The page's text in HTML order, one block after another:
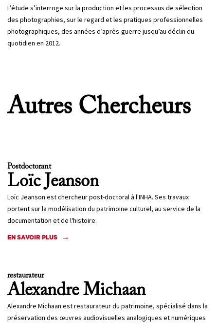
L’étude s’interroge sur la production et les processus de sélection
des photographies, sur le regard et les pratiques professionnelles
photographiques, des années d’après-guerre jusqu’au déclin du
quotidien en 2012.
Autres Chercheurs
Postdoctorant
LoïcJeanson
Loïc Jeanson est chercheur post-doctoral à l'INHA. Ses travaux
portent sur la modélisation du patrimoine culturel, au service de la
documentation et de l'histoire.
EN SAVOIR PLUS
restaurateur
AlexandreMichaan
Alexandre Michaan est restaurateur du patrimoine, spécialisé dans la
préservation des œuvres audiovisuelles analogiques et numériques